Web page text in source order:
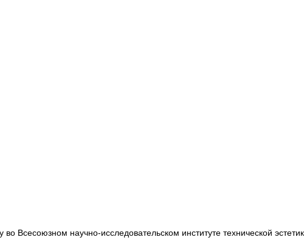
Всесоюзном научно-исследовательском институте технической